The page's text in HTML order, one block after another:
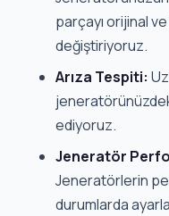
parçayı orijinal
değiştiriyoruz.
Arıza Tespiti:
ediyoruz.
Jeneratör
Jeneratörlerin
durumlarda